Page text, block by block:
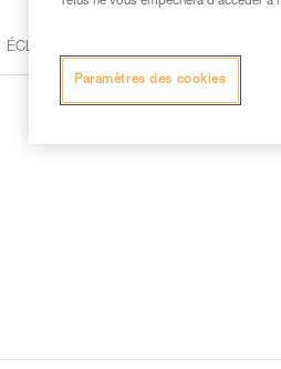
ÉCLAIRAGE
Paramètres des cookies